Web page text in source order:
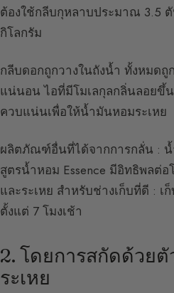
ต้องใช้กลีบกุหลาบประมาณ 3.5 ตั
กิโลกรัม
กลีบดอกถูกวางในถังน้ำ ทั้งหมด
แน่นอน ไอที่มีโมเลกุลกลิ่นลอยขึ้
ควบแน่นเพื่อให้น้ำมันหอมระเหย
ผลิตภัณฑ์อื่นที่ได้จากการกลั่น : น้
สูตรน้ำหอม Essence มีอิทธิพลต่
และระเหย สำหรับช่างเก็บที่ดี : เ
ตั้งแต่ 7 โมงเช้า
2. โดยการสกัดด้วย
ระเหย